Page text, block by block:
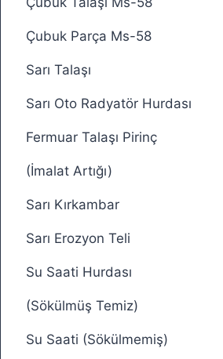
Çubuk Parça Ms-58
Sarı Talaşı
Sarı Oto Radyatör Hurdası
Fermuar Talaşı Pirinç
(İmalat Artığı)
Sarı Kırkambar
Sarı Erozyon Teli
Su Saati Hurdası
(Sökülmüş Temiz)
Su Saati (Sökülmemiş)